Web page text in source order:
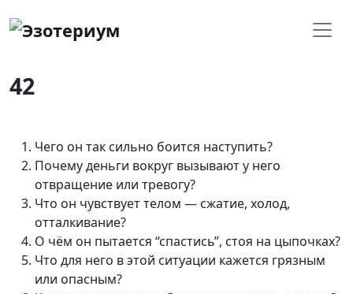
42
Чего он так сильно боится наступить?
Почему деньги вокруг вызывают у него
отвращение или тревогу?
Что он чувствует телом — сжатие, холод,
отталкивание?
О чём он пытается “спастись”, стоя на цыпочках?
Что для него в этой ситуации кажется грязным
или опасным?